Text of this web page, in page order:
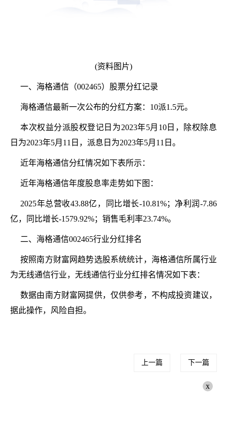
(资料图片)
一、海格通信（002465）股票分红记录
海格通信最新一次公布的分红方案：10派1.5元。
本次权益分派股权登记日为2023年5月10日，除权除息
日为2023年5月11日，派息日为2023年5月11日。
近年海格通信分红情况如下表所示：
近年海格通信年度股息率走势如下图：
2025年总营收43.88亿，同比增长-10.81%；净利润-7.86
亿，同比增长-1579.92%；销售毛利率23.74%。
二、海格通信002465行业分红排名
按照南方财富网趋势选股系统统计，海格通信所属行业
为无线通信行业，无线通信行业分红排名情况如下表：
数据由南方财富网提供，仅供参考，不构成投资建议，
据此操作，风险自担。
上一篇 下一篇
x